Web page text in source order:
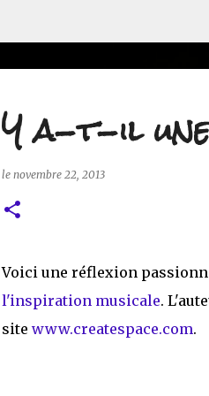
Y a-t-il
le novembre 22, 2013
Voici une réflexion
l'inspiration musicale.
site www.createspace.com.